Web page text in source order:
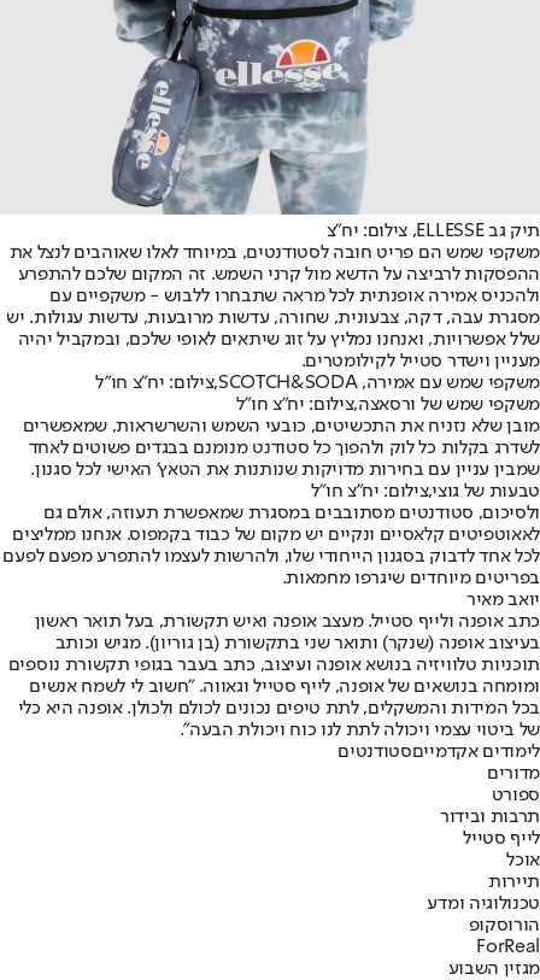
תיק גב ELLESSE, צילום: יח"צ
משקפי שמש הם פריט חובה לסטודנטים, במיוחד לאלו שאוהבים לנצל את
ההפסקות לרביצה על הדשא מול קרני השמש. זה המקום שלכם להתפרע
ולהכניס אמירה אופנתית לכל מראה שתבחרו ללבוש - משקפיים עם
מסגרת עבה, דקה, צבעונית, שחורה, עדשות מרובעות, עדשות עגולות. יש
שלל אפשרויות, ואנחנו נמליץ על זוג שיתאים לאופי שלכם, ובמקביל יהיה
מעניין וישדר סטייל לקילומטרים.
משקפי שמש עם אמירה, SCOTCH&SODA,צילום: יח"צ חו"ל
משקפי שמש של ורסאצה,צילום: יח"צ חו"ל
מובן שלא נזניח את התכשיטים, כובעי השמש והשרשראות, שמאפשרים
לשדרג בקלות כל לוק ולהפוך כל סטודנט מנומנם בבגדים פשוטים לאחד
שמבין עניין עם בחירות מדויקות שנותנות את הטאץ' האישי לכל סגנון.
טבעות של גוצי,צילום: יח"צ חו"ל
ולסיכום, סטודנטים מסתובבים במסגרת שמאפשרת תעוזה, אולם גם
לאאוטפיטים קלאסיים ונקיים יש מקום של כבוד בקמפוס. אנחנו ממליצים
לכל אחד לדבוק בסגנון הייחודי שלו, ולהרשות לעצמו להתפרע מפעם לפעם
בפריטים מיוחדים שיגרפו מחמאות.
יואב מאיר
כתב אופנה ולייף סטייל. מעצב אופנה ואיש תקשורת, בעל תואר ראשון
בעיצוב אופנה (שנקר) ותואר שני בתקשורת (בן גוריון). מגיש וכותב
תוכניות טלוויזיה בנושא אופנה ועיצוב, כתב בעבר בגופי תקשורת נוספים
ומומחה בנושאים של אופנה, לייף סטייל וגאווה. "חשוב לי לשמח אנשים
בכל המידות והמשקלים, לתת טיפים נכונים לכולם ולכולן. אופנה היא כלי
של ביטוי עצמי ויכולה לתת לנו כוח ויכולת הבעה".
לימודים אקדמייםסטודנטים
מדורים
ספורט
תרבות ובידור
לייף סטייל
אוכל
תיירות
טכנולוגיה ומדע
הורוסקופ
ForReal
מגזין השבוע